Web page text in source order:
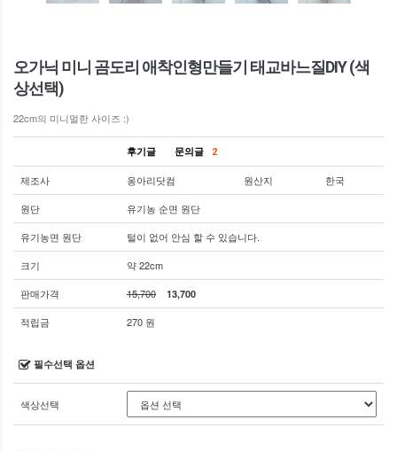
오가닉 미니 곰도리 애착인형만들기 태교바느질DIY (색
상선택)
22cm의 미니멀한 사이즈 :)
후기글 문의글 2
제조사 옹아리닷컴 원산지
한국
원단
유기농 순면 원단
유기농면 원단
털이 없어 안심 할 수 있습니다.
크기
약 22cm
판매가격
15,700 13,700
적립금 270 원
필수선택 옵션
색상선택